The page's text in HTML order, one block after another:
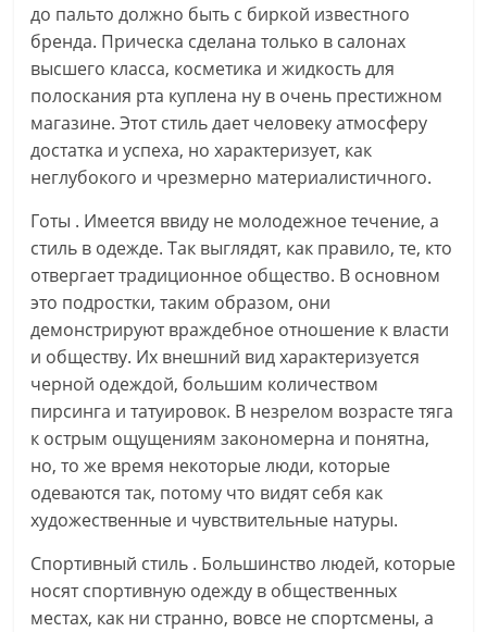
до пальто должно быть с биркой известного
бренда. Прическа сделана только в салонах
высшего класса, косметика и жидкость для
полоскания рта куплена ну в очень престижном
магазине. Этот стиль дает человеку атмосферу
достатка и успеха, но характеризует, как
неглубокого и чрезмерно материалистичного.
Готы . Имеется ввиду не молодежное течение, а
стиль в одежде. Так выглядят, как правило, те, кто
отвергает традиционное общество. В основном
это подростки, таким образом, они
демонстрируют враждебное отношение к власти
и обществу. Их внешний вид характеризуется
черной одеждой, большим количеством
пирсинга и татуировок. В незрелом возрасте тяга
к острым ощущениям закономерна и понятна,
но, то же время некоторые люди, которые
одеваются так, потому что видят себя как
художественные и чувствительные натуры.
Спортивный стиль . Большинство людей, которые
носят спортивную одежду в общественных
местах, как ни странно, вовсе не спортсмены, а